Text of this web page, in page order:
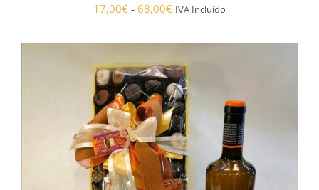
17,00€ - 68,00€ Rango
precios:
desde
17,00€
hasta
68,00€
IVA Incluido